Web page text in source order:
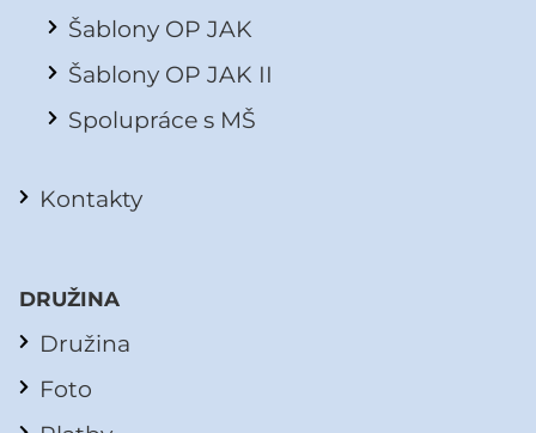
Šablony OP JAK
Šablony OP JAK II
Spolupráce s MŠ
Kontakty
DRUŽINA
Družina
Foto